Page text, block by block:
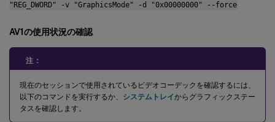
"REG_DWORD" -v "GraphicsMode" -d "0x00000000" --force
AV1の使用状況の確認
注：
現在のセッションで使用されているビデオコーデックを確認するには、
以下のコマンドを実行するか、 システムトレイからグラフィックステー
タスを確認します。